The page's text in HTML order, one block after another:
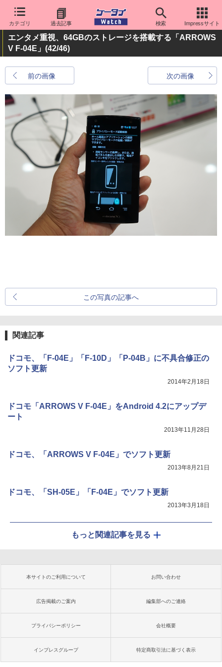
カテゴリ 過去記事 検索 Impressサイト
エンタメ重視、64GBのストレージを搭載する「ARROWS
V F-04E」 (42/46)
前の画像 次の画像
この写真の記事へ
関連記事
ドコモ、「F-04E」「F-10D」「P-04B」に不具合修正の
ソフト更新
2014年2月18日
ドコモ「ARROWS V F-04E」をAndroid 4.2にアップデ
ート
2013年11月28日
ドコモ、「ARROWS V F-04E」でソフト更新
2013年8月21日
ドコモ、「SH-05E」「F-04E」でソフト更新
2013年3月18日
もっと関連記事を見る
本サイトのご利用について お問い合わせ
広告掲載のご案内 編集部へのご連絡
プライバシーポリシー 会社概要
インプレスグループ 特定商取引法に基づく表示